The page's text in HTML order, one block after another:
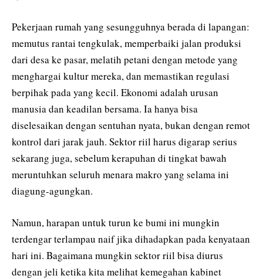
Pekerjaan rumah yang sesungguhnya berada di lapangan:
memutus rantai tengkulak, memperbaiki jalan produksi
dari desa ke pasar, melatih petani dengan metode yang
menghargai kultur mereka, dan memastikan regulasi
berpihak pada yang kecil. Ekonomi adalah urusan
manusia dan keadilan bersama. Ia hanya bisa
diselesaikan dengan sentuhan nyata, bukan dengan remot
kontrol dari jarak jauh. Sektor riil harus digarap serius
sekarang juga, sebelum kerapuhan di tingkat bawah
meruntuhkan seluruh menara makro yang selama ini
diagung-agungkan.
Namun, harapan untuk turun ke bumi ini mungkin
terdengar terlampau naif jika dihadapkan pada kenyataan
hari ini. Bagaimana mungkin sektor riil bisa diurus
dengan jeli ketika kita melihat kemegahan kabinet